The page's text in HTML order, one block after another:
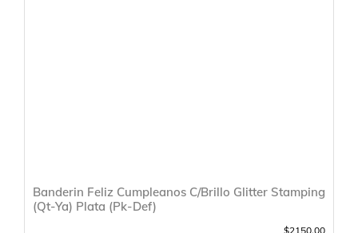
Banderin Feliz Cumpleanos C/Brillo Glitter Stamping
(Qt-Ya) Plata (Pk-Def)
$2150.00